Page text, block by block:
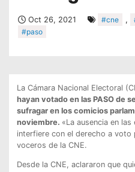
Oct 26, 2021 #cne ,
#paso
La Cámara Nacional Electoral
hayan votado en las PASO de
sufragar en los comicios
noviembre. «La ausencia en
interfiere con el derecho a voto
voceros de la CNE.
Desde la CNE, aclararon que